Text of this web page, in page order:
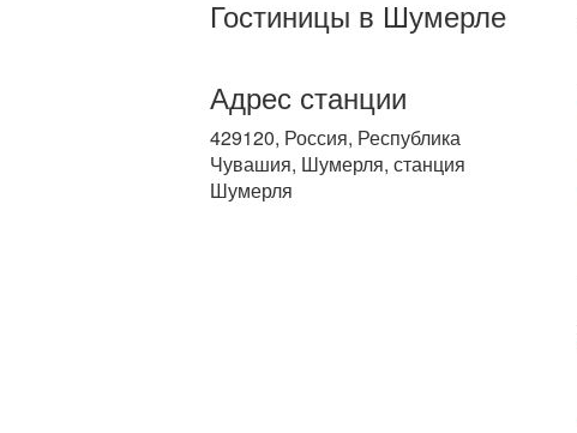
Гостиницы в Шумерле
Адрес станции
429120, Россия, Республика
Чувашия, Шумерля, станция
Шумерля